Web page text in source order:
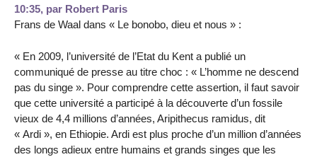
10:35, par Robert Paris
Frans de Waal dans « Le bonobo, dieu et nous » :
« En 2009, l’université de l’Etat du Kent a publié un
communiqué de presse au titre choc : « L’homme ne descend
pas du singe ». Pour comprendre cette assertion, il faut savoir
que cette université a participé à la découverte d’un fossile
vieux de 4,4 millions d’années, Aripithecus ramidus, dit
« Ardi », en Ethiopie. Ardi est plus proche d’un million d’années
des longs adieux entre humains et grands singes que les